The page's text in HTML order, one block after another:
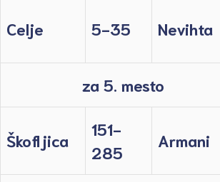
Celje 5-35 Nevihta
za 5. mesto
Škofljica
151-
285
Armani